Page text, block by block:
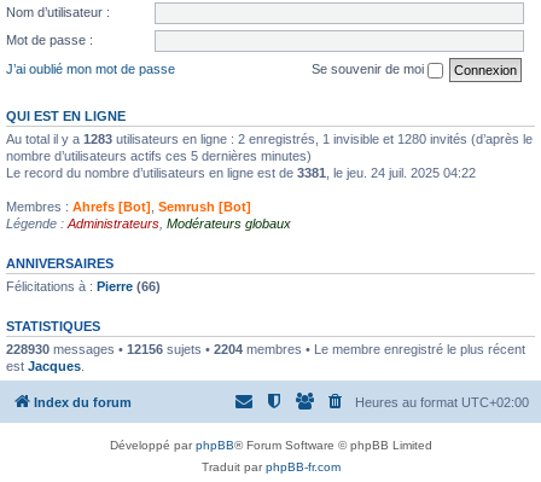
Nom d’utilisateur :
Mot de passe :
J’ai oublié mon mot de passe
Se souvenir de moi
QUI EST EN LIGNE
Au total il y a 1283 utilisateurs en ligne : 2 enregistrés, 1 invisible et 1280 invités (d’après le
nombre d’utilisateurs actifs ces 5 dernières minutes)
Le record du nombre d’utilisateurs en ligne est de 3381 , le jeu. 24 juil. 2025 04:22
Membres : Ahrefs [Bot] Semrush [Bot]
Légende : Administrateurs Modérateurs globaux
ANNIVERSAIRES
Félicitations à : Pierre (66)
STATISTIQUES
228930 messages • 12156 sujets • 2204 membres • Le membre enregistré le plus récent
est Jacques
Index du forum Heures au format UTC+02:00
Développé parphpBB® Forum Software © phpBB Limited
Traduit parphpBB-fr.com